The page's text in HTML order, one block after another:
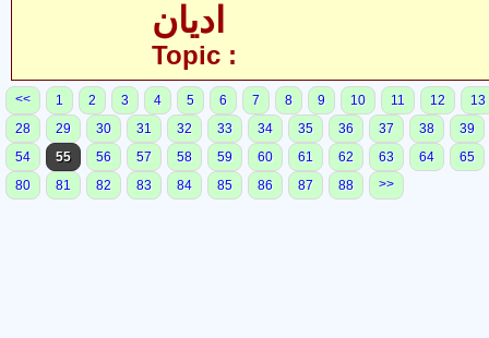
ادیان
Topic :
<< 1 2 3 4 5 6 7 8 9 10 11 12
13
28
29 30 31 32 33 34 35 36 37 38
39
54
55 56 57 58 59 60 61 62 63 64
65
80
81 82 83 84 85 86 87 88 >>